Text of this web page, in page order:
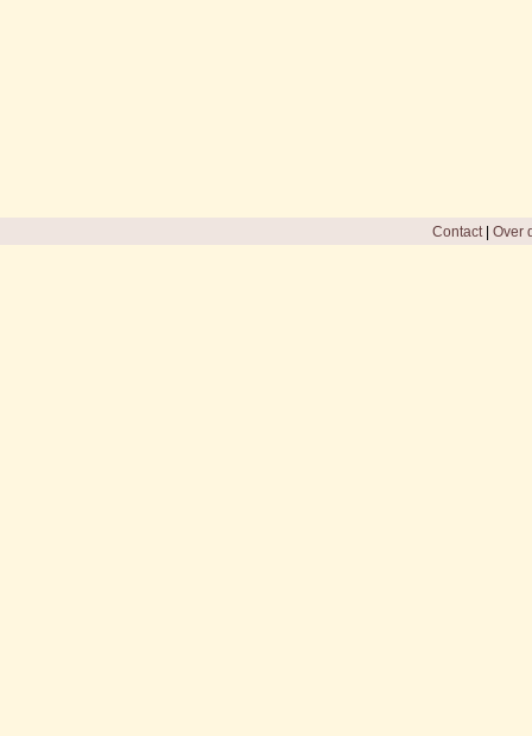
Contact| Over